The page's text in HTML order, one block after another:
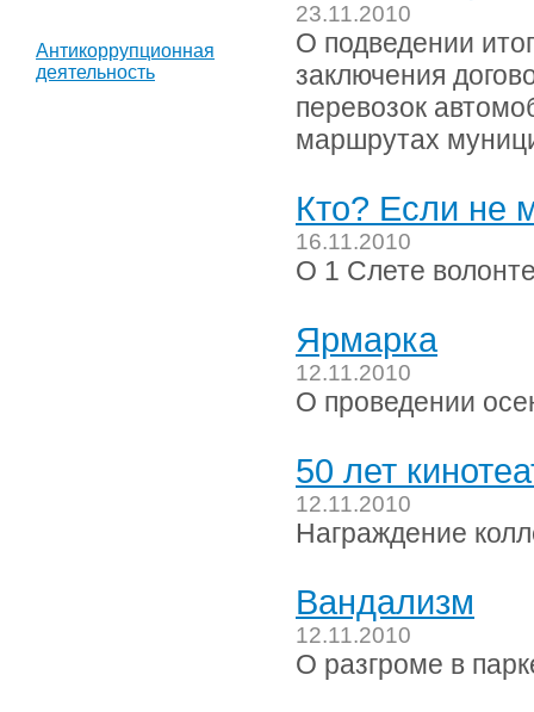
Антикоррупционная
деятельность
23.11.2010
О подведении
заключения
перевозок
маршрутах
Кто? Если не
16.11.2010
О 1 Слете
Ярмарка
12.11.2010
О проведении
50 лет
12.11.2010
Награждение
Вандализм
12.11.2010
О разгроме в